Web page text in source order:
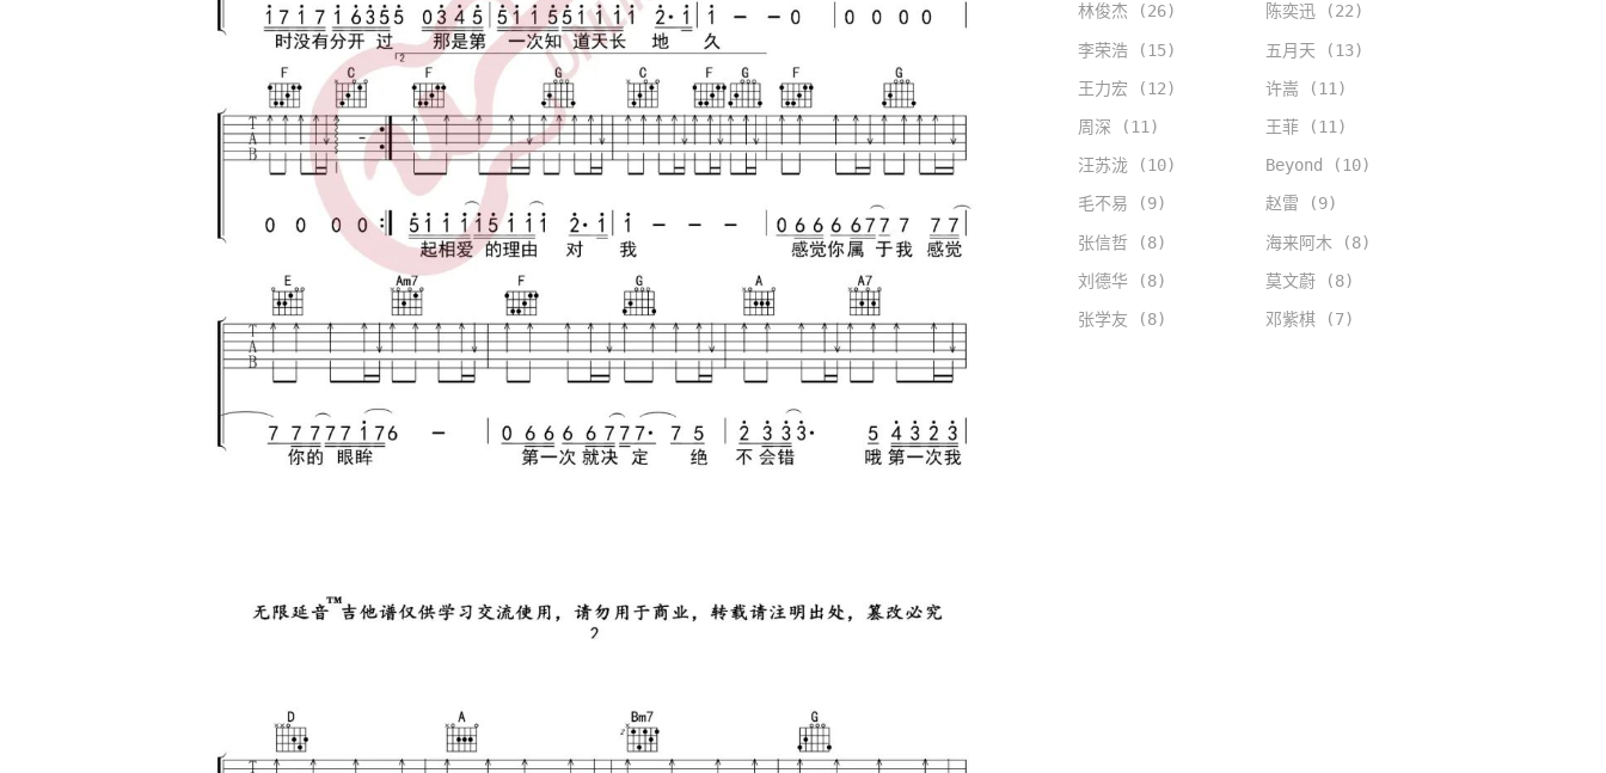
林俊杰 (26) 陈奕迅 (22)
李荣浩 (15) 五月天 (13)
王力宏 (12) 许嵩 (11)
周深 (11) 王菲 (11)
汪苏泷 (10) Beyond (10)
毛不易 (9) 赵雷 (9)
张信哲 (8) 海来阿木 (8)
刘德华 (8) 莫文蔚 (8)
张学友 (8) 邓紫棋 (7)